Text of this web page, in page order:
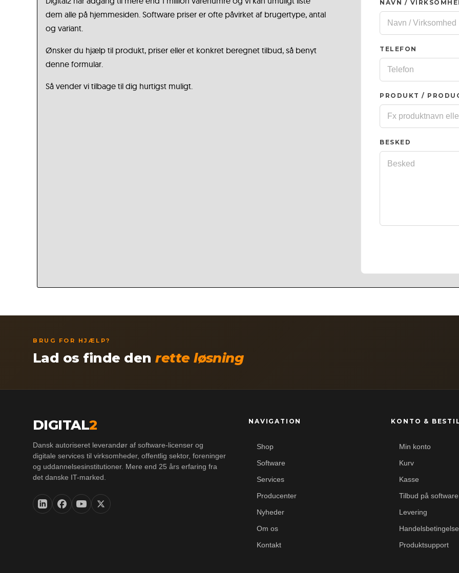
dem alle på hjemmesiden. Software priser er ofte påvirket af brugertype, antal
og variant.
Ønsker du hjælp til produkt, priser eller et konkret beregnet tilbud, så benyt
denne formular.
Så vender vi tilbage til dig hurtigst muligt.
NAVN /
TELEFON
PRODUKT /
BESKED
BRUG FOR HJÆLP?
Lad os finde denrette løsning
DIGITAL2
Dansk autoriseret leverandør af software-licenser og
digitale services til virksomheder, offentlig sektor, foreninger
og uddannelsesinstitutioner. Mere end 25 års erfaring fra
det danske IT-marked.
NAVIGATION
Shop
Software
Services
Producenter
Nyheder
Om os
Kontakt
KONTO &
Min konto
Kurv
Kasse
Tilbud på software
Levering
Produktsupport